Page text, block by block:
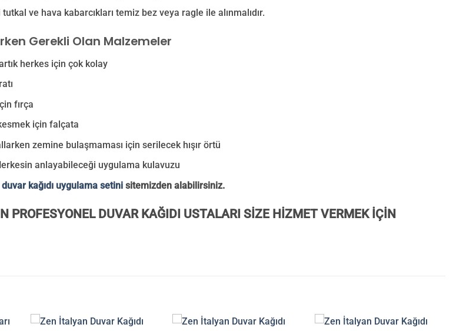
tutkal ve hava kabarcıkları temiz bez veya ragle ile alınmalıdır.
Gerekli Olan Malzemeler
herkes için çok kolay
fırça
için falçata
zemine bulaşmaması için serilecek hışır örtü
anlayabileceği uygulama kulavuzu
duvar kağıdı uygulama setinisitemizden alabilirsiniz.
PROFESYONEL DUVAR KAĞIDI USTALARI SİZE HİZMET VERMEK İÇİN